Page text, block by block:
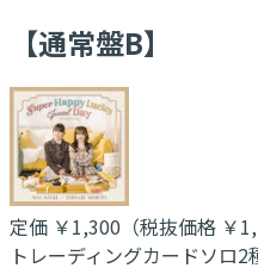
【通常盤B】
定価 ￥1,300 （税抜価格 ￥
トレーディングカードソロ